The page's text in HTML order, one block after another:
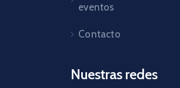
eventos
Contacto
Nuestras redes